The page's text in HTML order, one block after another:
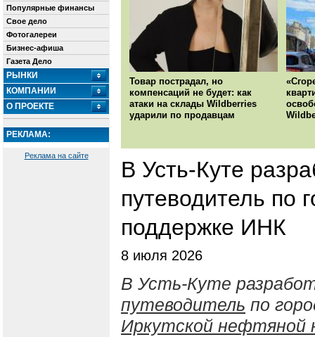
Популярные финансы
Свое дело
Фотогалереи
Бизнес-афиша
Газета Дело
РЫНКИ
КОМПАНИИ
О ПРОЕКТЕ
РЕКЛАМА:
Реклама на сайте
Товар пострадал, но
компенсаций не будет: как
атаки на склады Wildberries
ударили по продавцам
В Усть-Куте
путеводитель по
поддержке ИНК
8 июля 2026
В Усть-Куте
путеводитель по
Иркутской нефтяной